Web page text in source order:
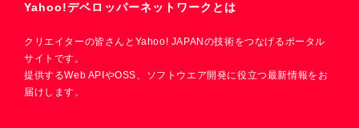
Yahoo!デベロッパーネットワークとは
クリエイターの皆さんとYahoo! JAPANの技術をつなげるポータル
サイトです。
提供するWeb APIやOSS、ソフトウエア開発に役立つ最新情報をお
届けします。